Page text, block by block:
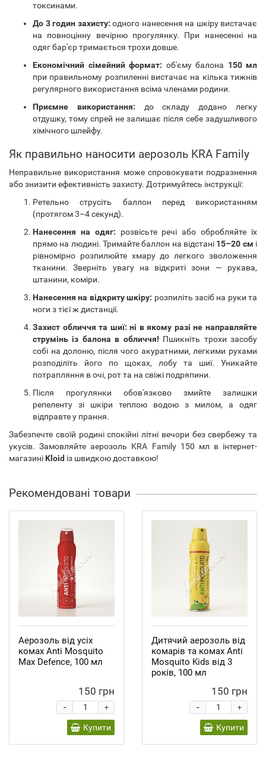
токсинами.
До 3 годин захисту: одного нанесення на шкіру вистачає
на повноцінну вечірню прогулянку. При нанесенні на
одяг бар'єр тримається трохи довше.
Економічний сімейний формат: об'єму балона 150 мл
при правильному розпиленні вистачає на кілька тижнів
регулярного використання всіма членами родини.
Приємне використання: до складу додано легку
отдушку, тому спрей не залишає після себе задушливого
хімічного шлейфу.
Як правильно наносити аерозоль KRA Family
Неправильне використання може спровокувати подразнення
або знизити ефективність захисту. Дотримуйтесь інструкції:
Ретельно струсіть баллон перед використанням
(протягом 3–4 секунд).
Нанесення на одяг: розвісьте речі або обробляйте їх
прямо на людині. Тримайте баллон на відстані 15–20 см і
рівномірно розпилюйте хмару до легкого зволоження
тканини. Зверніть увагу на відкриті зони — рукава,
штанини, коміри.
Нанесення на відкриту шкіру: розпиліть засіб на руки та
ноги з тієї ж дистанції.
Захист обличчя та шиї: ні в якому разі не направляйте
струмінь із балона в обличчя! Пшикніть трохи засобу
собі на долоню, після чого акуратними, легкими рухами
розподіліть його по щоках, лобу та шиї. Уникайте
потрапляння в очі, рот та на свіжі подряпини.
Після прогулянки обов'язково змийте залишки
репеленту зі шкіри теплою водою з милом, а одяг
відправте у прання.
Забезпечте своїй родині спокійні літні вечори без свербежу та
укусів. Замовляйте аерозоль KRA Family 150 мл в інтернет-
магазині Kloid із швидкою доставкою!
Рекомендовані товари
Аерозоль від усіх
комах Anti Mosquito
Max Defence, 100 мл
150 грн
+
-
Купити
Дитячий аерозоль від
комарів та комах Anti
Mosquito Kids від 3
років, 100 мл
150 грн
+
-
Купити